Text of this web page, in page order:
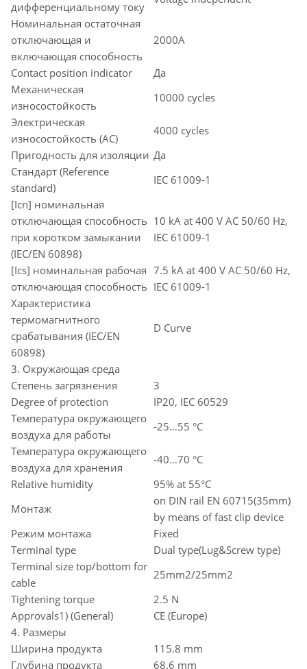
дифференциальному току
Номинальная остаточная
отключающая и
включающая способность
2000A
Contact position indicator
Да
Механическая
износостойкость
10000 cycles
Электрическая
износостойкость (AC)
4000 cycles
Пригодность для изоляции Да
Стандарт (Reference
standard)
IEC 61009-1
[Icn] номинальная
отключающая способность
при коротком замыкании
(IEC/EN 60898)
10 kA at 400 V AC 50/60 Hz,
IEC 61009-1
[Ics] номинальная рабочая
отключающая способность
7.5 kA at 400 V AC 50/60 Hz,
IEC 61009-1
Характеристика
термомагнитного
срабатывания (IEC/EN
60898)
D Curve
3. Окружающая среда
Степень загрязнения
3
Degree of protection
IP20, IEC 60529
Температура окружающего
воздуха для работы
-25…55 °C
Температура окружающего
воздуха для хранения
-40…70 °C
Relative humidity
95% at 55°C
Монтаж
on DIN rail EN 60715(35mm)
by means of fast clip device
Режим монтажа
Fixed
Terminal type
Dual type(Lug&Screw type)
Terminal size top/bottom for
cable
25mm2/25mm2
Tightening torque
2.5 N
Approvals1) (General)
CE (Europe)
4. Размеры
Ширина продукта
115.8 mm
Глубина продукта
68.6 mm